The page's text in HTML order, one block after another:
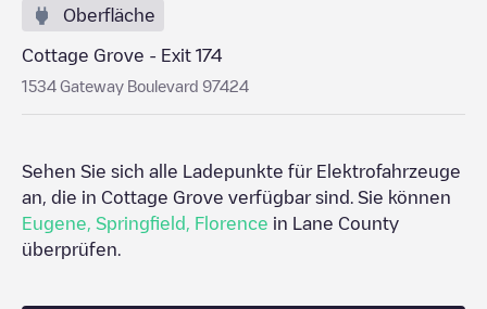
Oberfläche
Cottage Grove - Exit 174
1534 Gateway Boulevard 97424
Sehen Sie sich alle Ladepunkte für Elektrofahrzeuge
an, die in Cottage Grove verfügbar sind. Sie können
Eugene
Springfield Florence in
Lane County
überprüfen.